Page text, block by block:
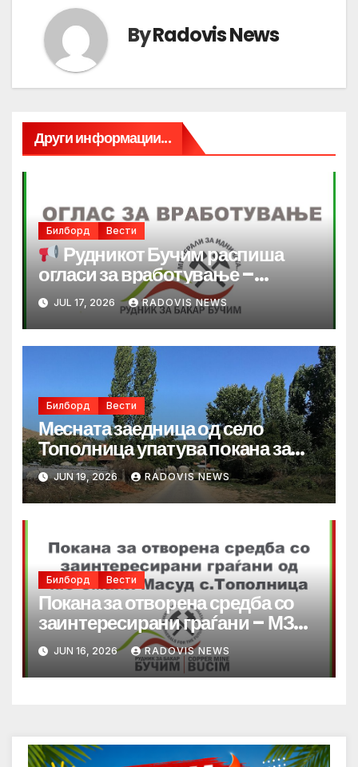
ByRadovis News
Други информации...
Билборд Вести
Рудникот Бучим распиша
огласи за вработување –
отворени повеќе работни
позиции
JUL 17, 2026 RADOVIS NEWS
Билборд Вести
Месната заедница од село
Тополница упатува покана за
отворена средба со жителите
JUN 19, 2026 RADOVIS NEWS
Билборд Вести
Покана за отворена средба со
заинтересирани граѓани – МЗ
Смаил Масуд с.Тополница
JUN 16, 2026 RADOVIS NEWS